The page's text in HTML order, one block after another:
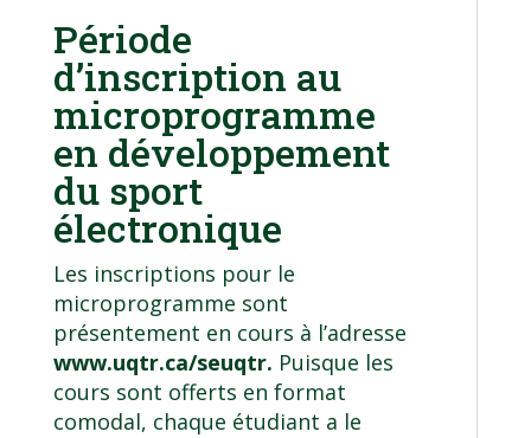
Période
d’inscription au
microprogramme
en développement
du sport
électronique
Les inscriptions pour le
microprogramme sont
présentement en cours à l’adresse
www.uqtr.ca/seuqtr. Puisque les
cours sont offerts en format
comodal, chaque étudiant a le